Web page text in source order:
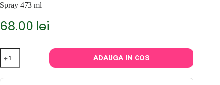
Spray 473 ml
68.00 lei
Cantitate
Apa-
spray
cu
ADAUGA IN COS